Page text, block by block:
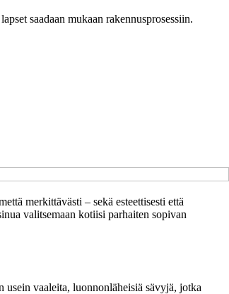
saadaan mukaan rakennusprosessiin.
merkittävästi – sekä esteettisesti että
valitsemaan kotiisi parhaiten sopivan
usein vaaleita, luonnonläheisiä sävyjä, jotka